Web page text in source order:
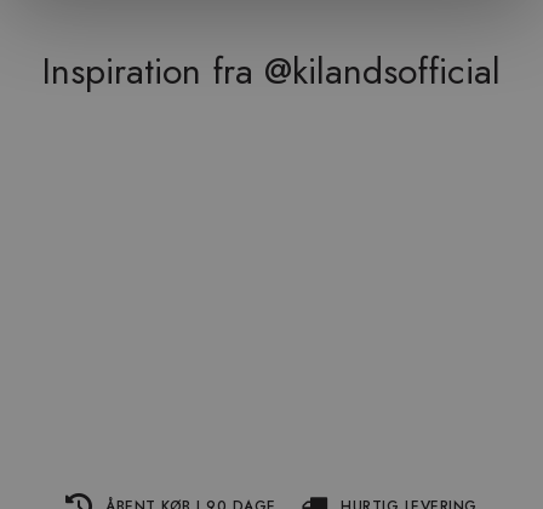
Inspiration fra @kilandsofficial